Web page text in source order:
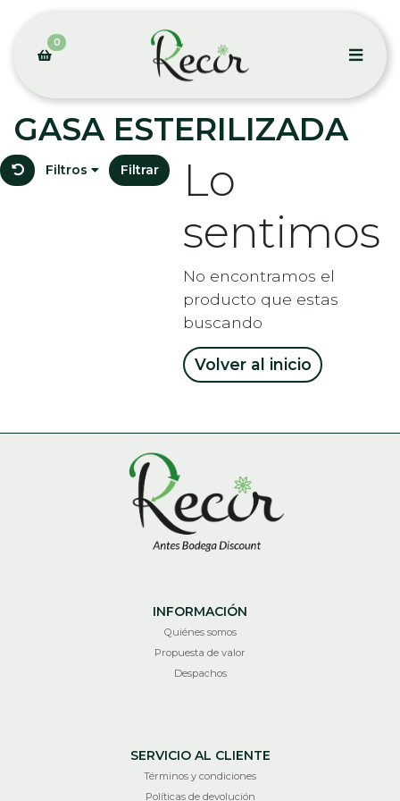
0
GASA ESTERILIZADA
Filtros Filtrar
Lo
sentimos
No encontramos el
producto que estas
buscando
Volver al inicio
INFORMACIÓN
Quiénes somos
Propuesta de valor
Despachos
SERVICIO AL CLIENTE
Términos y condiciones
Políticas de devolución